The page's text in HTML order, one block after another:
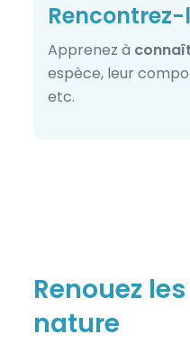
Rencontrez-
Apprenez à
espèce, leur
etc.
Renouez
nature